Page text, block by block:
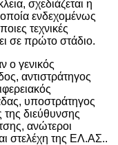
σχεδιάζεται η
ενδεχομένως
τεχνικές
σε πρώτο στάδιο.
ο γενικός
αντιστράτηγος
υποστράτηγος
διεύθυνσης
ανώτεροι
στελέχη της ΕΛ.ΑΣ..